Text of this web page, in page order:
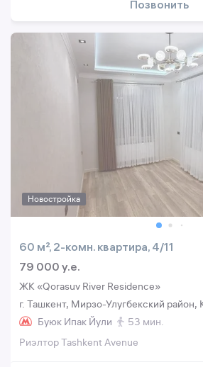
Позвонить
Новостройка
60 м², 2-комн. квартира, 4/11
79 000 y.e.
ЖК «Qorasuv River Residence»
г. Ташкент, Мирзо-Улугбекский район,
Буюк Ипак Йули
53 мин.
Риэлтор Tashkent Avenue